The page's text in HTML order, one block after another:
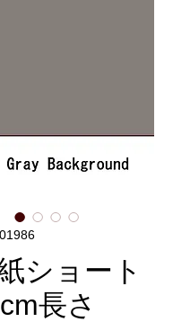
ショート
長さ